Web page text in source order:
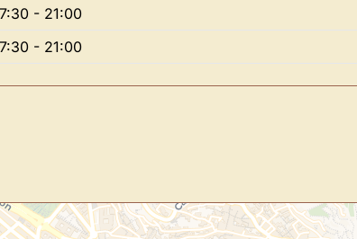
- 21:00
- 21:00
centro de control para gestionar todo tu arte.